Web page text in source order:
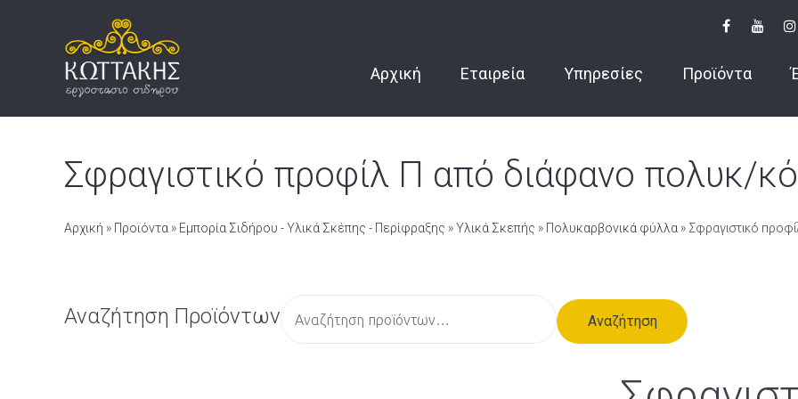
Αρχική Εταιρεία Υπηρεσίες Προϊόντα
Σφραγιστικό προφίλ Π από διάφανο πολυκ/
Αρχική » Προϊόντα » Εμπορία Σιδήρου - Υλικά Σκέπης - Περίφραξης »Υλικά Σκεπής » Πολυκαρβονικά φύλλα » Σφραγιστικό
Αναζήτηση Προϊόντων Αναζήτηση